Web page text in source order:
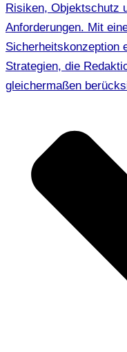
Risiken, Objektschutz
Anforderungen. Mit
Sicherheitskonzeption
Strategien, die
gleichermaßen